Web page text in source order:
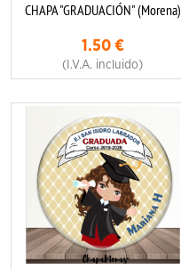
CHAPA "GRADUACIÓN" (Morena)
1.50€
(I.V.A. incluido)